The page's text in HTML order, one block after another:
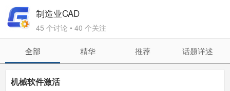
制造业CAD
45 个讨论 • 40 个关注
全部 精华 推荐 话题详述
机械软件激活